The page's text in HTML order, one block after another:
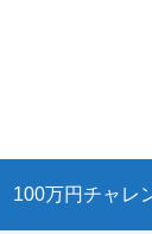
100万円チャレ